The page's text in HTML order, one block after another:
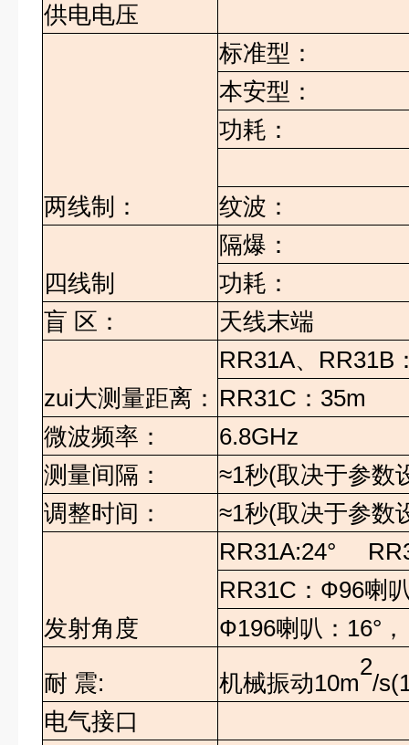
供电电压
两线制：
标准型：
本安型：
功耗：
纹波：
四线制
隔爆：
功耗：
盲 区： 天线末端
zui大测量距离：
RR31A、 RR31B
RR31C ： 35m
微波频率：
6.8GHz
测量间隔：
≈1秒(取决于参数
调整时间：
≈1秒(取决于参数
发射角度
RR31A:24°
RR31C ： Ф96喇
Ф196喇叭： 16° ，
耐 震: 机械振动10m
2
/
电气接口